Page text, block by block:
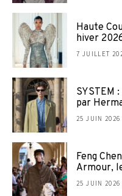
Haute
hiver
7 JUILLET
SYSTEM
par
25 JUIN 2026
Feng
Armour,
25 JUIN 2026